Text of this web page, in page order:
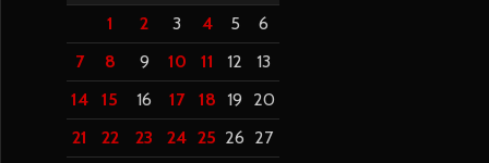
1
2 3 4 5
6
7
8 9 10 11 12
13
14
15 16 17 18 19
20
21
22 23 24 25 26 27